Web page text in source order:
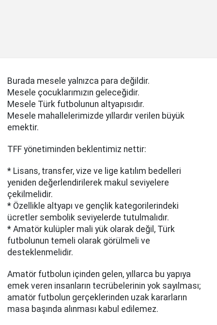
Burada mesele yalnızca para değildir.
Mesele çocuklarımızın geleceğidir.
Mesele Türk futbolunun altyapısıdır.
Mesele mahallelerimizde yıllardır verilen büyük
emektir.
TFF yönetiminden beklentimiz nettir:
* Lisans, transfer, vize ve lige katılım bedelleri
yeniden değerlendirilerek makul seviyelere
çekilmelidir.
* Özellikle altyapı ve gençlik kategorilerindeki
ücretler sembolik seviyelerde tutulmalıdır.
* Amatör kulüpler mali yük olarak değil, Türk
futbolunun temeli olarak görülmeli ve
desteklenmelidir.
Amatör futbolun içinden gelen, yıllarca bu yapıya
emek veren insanların tecrübelerinin yok sayılması;
amatör futbolun gerçeklerinden uzak kararların
masa başında alınması kabul edilemez.